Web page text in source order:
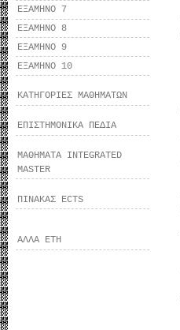
ΕΞΑΜΗΝΟ 7
ΕΞΑΜΗΝΟ 8
ΕΞΑΜΗΝΟ 9
ΕΞΑΜΗΝΟ 10
ΚΑΤΗΓΟΡΙΕΣ ΜΑΘΗΜΑΤΩΝ
ΕΠΙΣΤΗΜΟΝΙΚΑ ΠΕΔΙΑ
ΜΑΘΗΜΑΤΑ INTEGRATED
MASTER
ΠΙΝΑΚΑΣ ECTS
ΑΛΛΑ ΕΤΗ